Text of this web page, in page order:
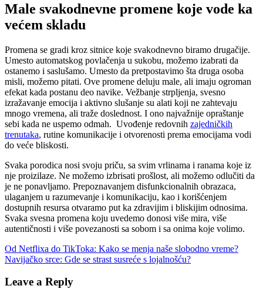
Male svakodnevne promene koje vode ka
većem skladu
Promena se gradi kroz sitnice koje svakodnevno biramo drugačije.
Umesto automatskog povlačenja u sukobu, možemo izabrati da
ostanemo i saslušamo. Umesto da pretpostavimo šta druga osoba
misli, možemo pitati. Ove promene deluju male, ali imaju ogroman
efekat kada postanu deo navike. Vežbanje strpljenja, svesno
izražavanje emocija i aktivno slušanje su alati koji ne zahtevaju
mnogo vremena, ali traže doslednost. I ono najvažnije opraštanje
sebi kada ne uspemo odmah. Uvođenje redovnih zajedničkih
trenutaka, rutine komunikacije i otvorenosti prema emocijama vodi
do veće bliskosti.
Svaka porodica nosi svoju priču, sa svim vrlinama i ranama koje iz
nje proizilaze. Ne možemo izbrisati prošlost, ali možemo odlučiti da
je ne ponavljamo. Prepoznavanjem disfunkcionalnih obrazaca,
ulaganjem u razumevanje i komunikaciju, kao i korišćenjem
dostupnih resursa otvaramo put ka zdravijim i bliskijim odnosima.
Svaka svesna promena koju uvedemo donosi više mira, više
autentičnosti i više povezanosti sa sobom i sa onima koje volimo.
Кретање
чланка
Previous
Post:
Od Netflixa do TikToka: Kako se menja naše slobodno vreme?
Next
Navijačko srce: Gde se strast susreće s lojalnošću?
Leave a Reply